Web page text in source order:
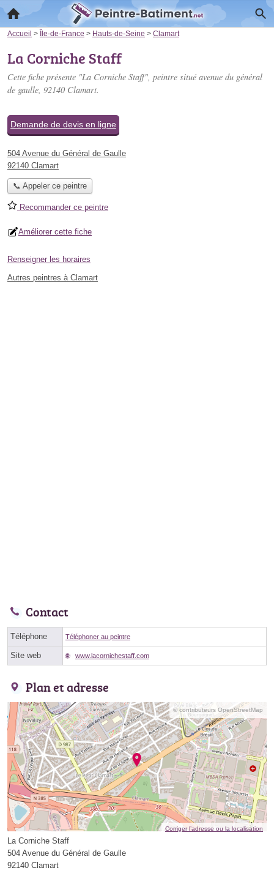
Accueil > Île-de-France > Hauts-de-Seine > Clamart
La Corniche Staff
Cette fiche présente "La Corniche Staff", peintre situé avenue du général
de gaulle, 92140 Clamart.
Demande de devis en ligne
504 Avenue du Général de Gaulle
92140 Clamart
📞 Appeler ce peintre
Recommander ce peintre
Améliorer cette fiche
Renseigner les horaires
Autres peintres à Clamart
Contact
Téléphone Téléphoner au peintre
Site web www.lacornichestaff.com
Plan et adresse
© contributeurs OpenStreetMap
Corriger l’adresse ou la localisation
La Corniche Staff
504 Avenue du Général de Gaulle
92140 Clamart